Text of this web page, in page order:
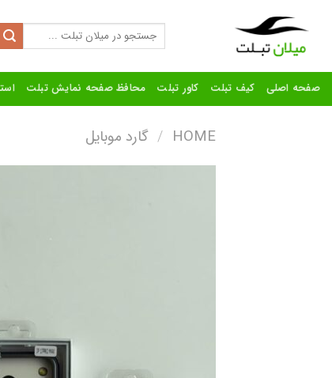
content
Search
for:
صفحه اصلی کیف تبلت کاور تبلت محافظ صفحه نمایش تبلت
HOME
/ گارد موبایل